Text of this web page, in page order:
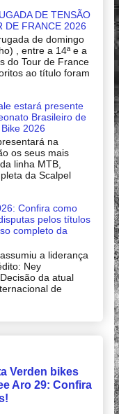
DE TENSÃO
DE FRANCE 2026
de domingo
, entre a 14ª e a
do Tour de France
ao título foram
estará presente
Brasileiro de
2026
na
os seus mais
linha MTB,
da Scalpel
Confira como
pelos títulos
completo da
a liderança
Ney
da atual
de
Verden bikes
Aro 29: Confira